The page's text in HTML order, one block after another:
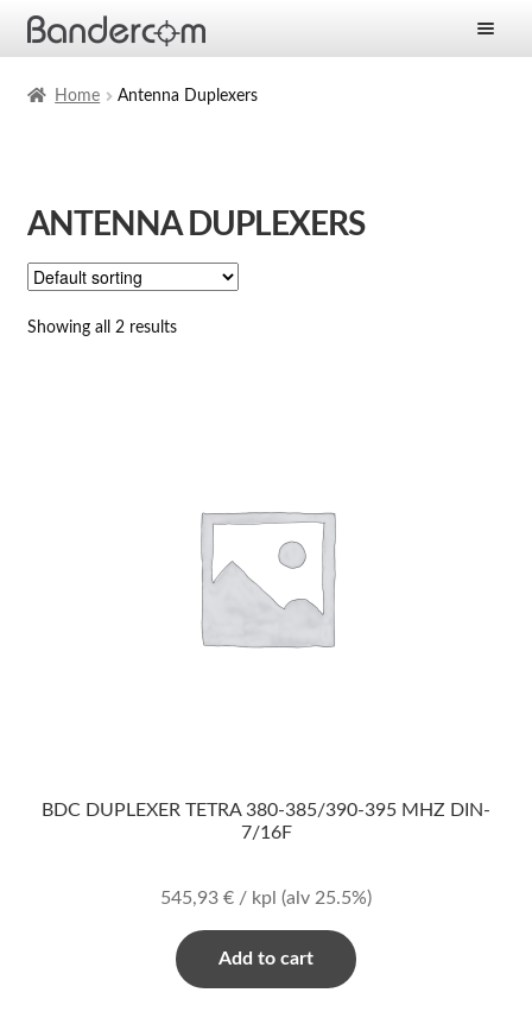
Home Antenna Duplexers
ANTENNA DUPLEXERS
Showing all 2 results
BDC DUPLEXER TETRA 380-385/390-395 MHZ DIN-
7/16F
545,93 € / kpl (alv 25.5%)
Add to cart